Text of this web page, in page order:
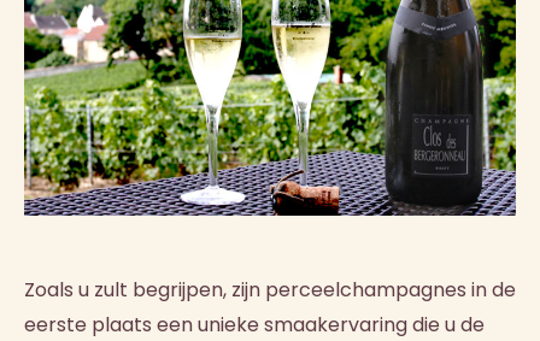
Zoals u zult begrijpen, zijn perceelchampagnes in de
eerste plaats een unieke smaakervaring die u de